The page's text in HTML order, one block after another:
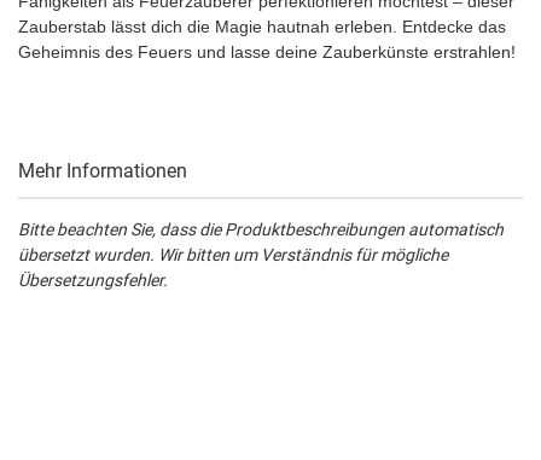
Zauberstab lässt dich die Magie hautnah erleben. Entdecke das
Geheimnis des Feuers und lasse deine Zauberkünste erstrahlen!
Mehr Informationen
Bitte beachten Sie, dass die Produktbeschreibungen automatisch
übersetzt wurden. Wir bitten um Verständnis für mögliche
Übersetzungsfehler.